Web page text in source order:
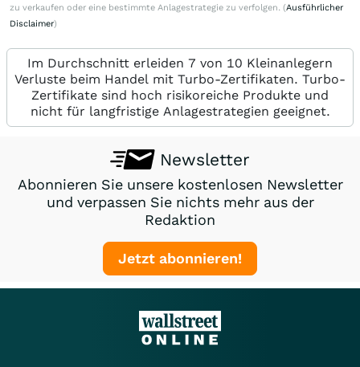
zu verkaufen oder eine bestimmte Anlagestrategie zu verfolgen. (Ausführlicher
Disclaimer)
Im Durchschnitt erleiden 7 von 10 Kleinanlegern
Verluste beim Handel mit Turbo-Zertifikaten. Turbo-
Zertifikate sind hoch risikoreiche Produkte und
nicht für langfristige Anlagestrategien geeignet.
Newsletter
Abonnieren Sie unsere kostenlosen Newsletter
und verpassen Sie nichts mehr aus der
Redaktion
Jetzt abonnieren!